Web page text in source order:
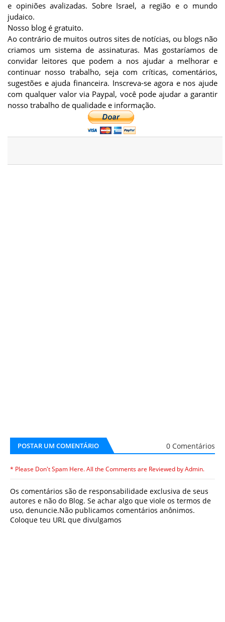
e opiniões avalizadas. Sobre Israel, a região e o mundo
judaico.
Nosso blog é gratuito.
Ao contrário de muitos outros sites de notícias, ou blogs não
criamos um sistema de assinaturas. Mas gostaríamos de
convidar leitores que podem a nos ajudar a melhorar e
continuar nosso trabalho, seja com críticas, comentários,
sugestões e ajuda financeira. Inscreva-se agora e nos ajude
com qualquer valor via Paypal, você pode ajudar a garantir
nosso trabalho de qualidade e informação.
POSTAR UM COMENTÁRIO 0 Comentários
* Please Don't Spam Here. All the Comments are Reviewed by Admin.
Os comentários são de responsabilidade exclusiva de seus
autores e não do Blog. Se achar algo que viole os termos de
uso, denuncie.Não publicamos comentários anônimos.
Coloque teu URL que divulgamos